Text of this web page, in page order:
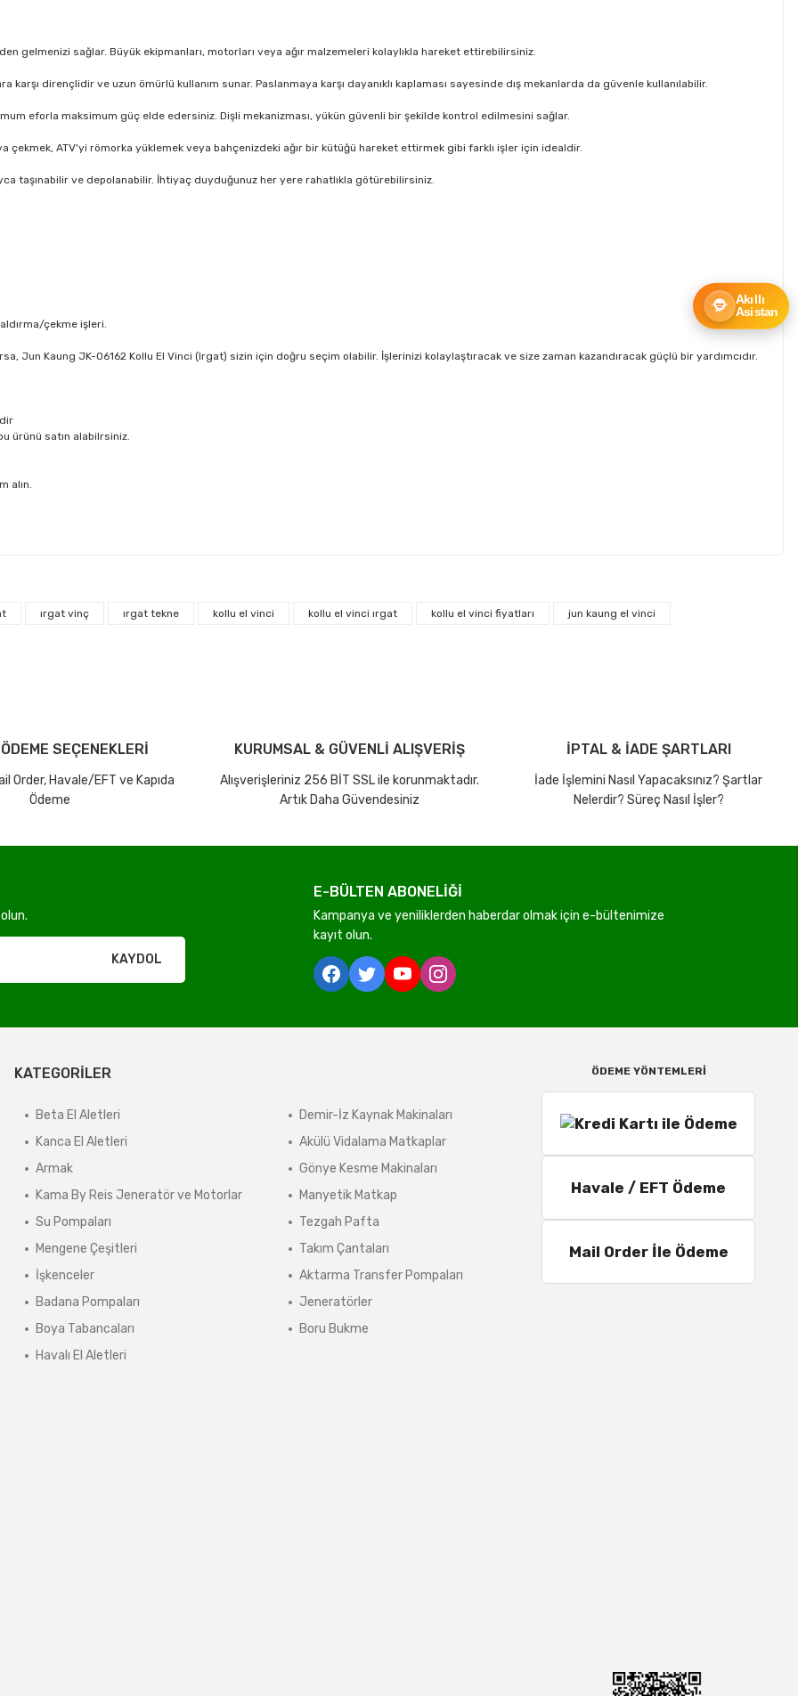
gelmenizi sağlar. Büyük ekipmanları, motorları veya ağır malzemeleri kolaylıkla hareket ettirebilirsiniz.
dirençlidir ve uzun ömürlü kullanım sunar. Paslanmaya karşı dayanıklı kaplaması sayesinde dış mekanlarda da güvenle kullanılabilir.
eforla maksimum güç elde edersiniz. Dişli mekanizması, yükün güvenli bir şekilde kontrol edilmesini sağlar.
çekmek, ATV'yi römorka yüklemek veya bahçenizdeki ağır bir kütüğü hareket ettirmek gibi farklı işler için idealdir.
taşınabilir ve depolanabilir. İhtiyaç duyduğunuz her yere rahatlıkla götürebilirsiniz.
çekme işleri.
Jun Kaung JK-06162 Kollu El Vinci (Irgat) sizin için doğru seçim olabilir. İşlerinizi kolaylaştıracak ve size zaman kazandıracak güçlü bir yardımcıdır.
ürünü satın alabilrsiniz.
alın.
Bu ürüne ilk yorumu siz yapın!
olmadan ücretsiz gönderilir
tabidir.
kargo ücreti karşı ödemeli olarak yansıtılabilir.
sistem tarafından otomatik olarak hesaplanmaktadır.
ırgat vinç ırgat tekne kollu el vinci kollu el vinci ırgat kollu el vinci fiyatları jun kaung el vinci
SEÇENEKLERİ
Order, Havale/EFT ve Kapıda
Ödeme
KURUMSAL & GÜVENLİ ALIŞVERİŞ
Alışverişleriniz 256 BİT SSL ile korunmaktadır.
Artık Daha Güvendesiniz
İPTAL & İADE ŞARTLARI
İade İşlemini Nasıl Yapacaksınız? Şartlar
Nelerdir? Süreç Nasıl İşler?
KAYDOL
E-BÜLTEN ABONELİĞİ
Kampanya ve yeniliklerden haberdar olmak için e-bültenimize
kayıt olun.
KATEGORİLER
Beta El Aletleri
Kanca El Aletleri
Armak
Kama By Reis Jeneratör ve Motorlar
Su Pompaları
Mengene Çeşitleri
İşkenceler
Badana Pompaları
Boya Tabancaları
Havalı El Aletleri
Demir-İz Kaynak Makinaları
Akülü Vidalama Matkaplar
Gönye Kesme Makinaları
Manyetik Matkap
Tezgah Pafta
Takım Çantaları
Aktarma Transfer Pompaları
Jeneratörler
Boru Bukme
ÖDEME YÖNTEMLERİ
Havale / EFT Ödeme
Mail Order İle Ödeme
Akıllı
Asistan